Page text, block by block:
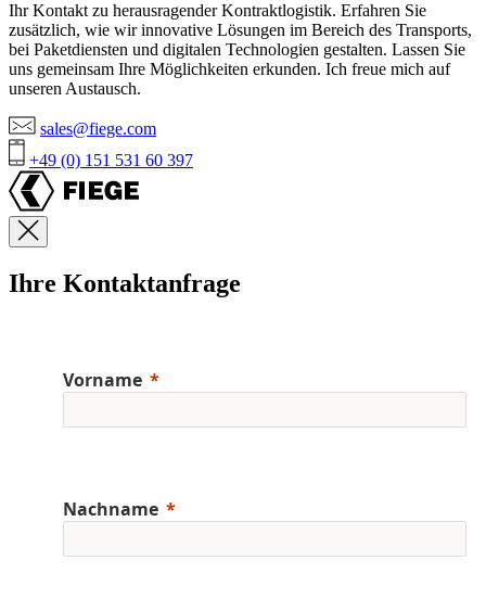
Ihr Kontakt zu herausragender Kontraktlogistik. Erfahren Sie
zusätzlich, wie wir innovative Lösungen im Bereich des Transports,
bei Paketdiensten und digitalen Technologien gestalten. Lassen Sie
uns gemeinsam Ihre Möglichkeiten erkunden. Ich freue mich auf
unseren Austausch.
sales@fiege.com
+49 (0) 151 531 60 397
Ihre Kontaktanfrage
Vorname
Nachname